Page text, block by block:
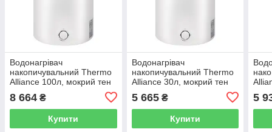
Водонагрівач
накопичувальний Thermo
Alliance 100л, мокрий тен
8 664 ₴
Купити
Водонагрівач
накопичувальний Thermo
Alliance 30л, мокрий тен
5 665₴
Купити
5